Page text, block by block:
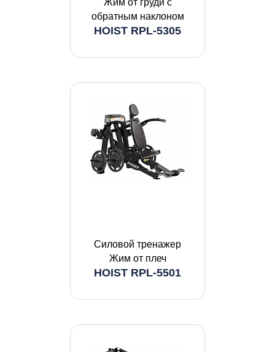
Жим от груди с
обратным наклоном
HOIST RPL-5305
Силовой тренажер
Жим от плеч
HOIST RPL-5501